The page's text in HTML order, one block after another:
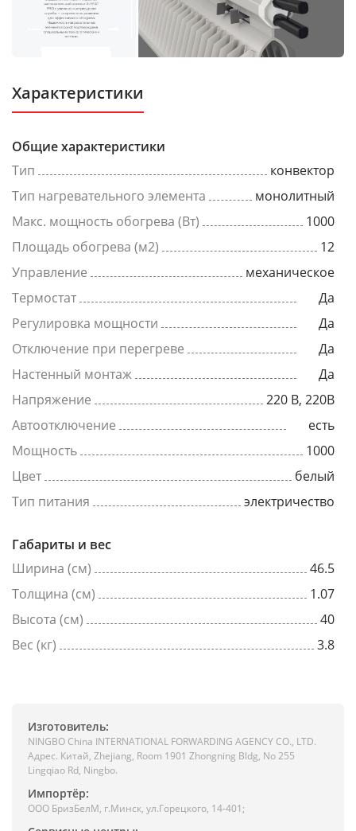
Характеристики
Общие характеристики
Тип
конвектор
Тип нагревательного элемента
монолитный
Макс. мощность обогрева (Вт)
1000
Площадь обогрева (м2)
12
Управление
механическое
Термостат
Да
Регулировка мощности
Да
Отключение при перегреве
Да
Настенный монтаж
Да
Напряжение
220 В, 220В
Автоотключение
есть
Мощность
1000
Цвет
белый
Тип питания
электричество
Габариты и вес
Ширина (см)
46.5
Толщина (см)
1.07
Высота (см)
40
Вес (кг)
3.8
Изготовитель:
NINGBO China INTERNATIONAL FORWARDING AGENCY CO., LTD.
Адрес. Китай, Zhejiang, Room 1901 Zhongning Bldg, No 255
Lingqiao Rd, Ningbo.
Импортёр:
ООО БризБелМ, г.Минск, ул.Горецкого, 14-401;